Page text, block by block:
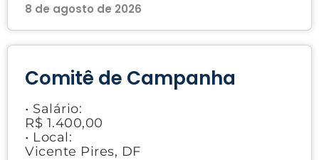
8 de agosto de 2026
Comitê de Campanha
• Salário:
R$ 1.400,00
• Local:
Vicente Pires, DF